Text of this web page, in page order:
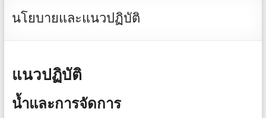
นโยบายและแนวปฏิบัติ
แนวปฏิบัติ
น้ำและการจัดการ